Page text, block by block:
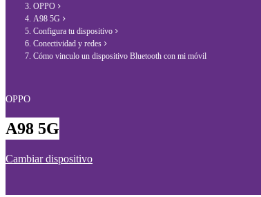
OPPO
A98 5G
Configura tu dispositivo
Conectividad y redes
Cómo vinculo un dispositivo Bluetooth con mi móvil
OPPO
A98 5G
Cambiar dispositivo